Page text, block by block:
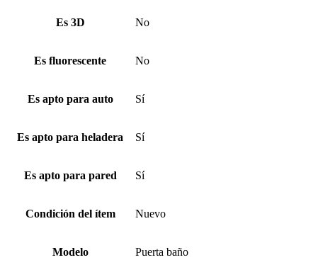
Es 3D No
Es fluorescente No
Es apto para auto Sí
Es apto para heladera Sí
Es apto para pared Sí
Condición del ítem Nuevo
Modelo Puerta baño